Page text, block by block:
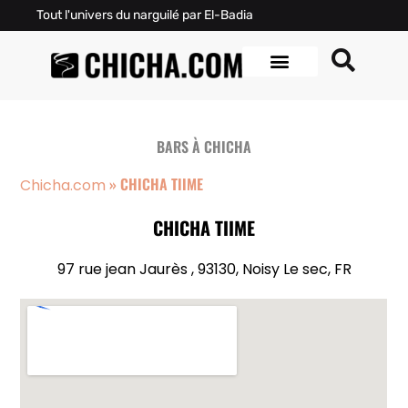
Tout l'univers du narguilé par El-Badia
BARS À CHICHA
Chicha.com »CHICHA TIIME
CHICHA TIIME
97 rue jean Jaurès , 93130, Noisy Le sec, FR